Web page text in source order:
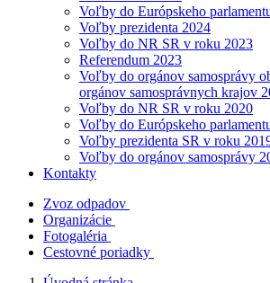
Voľby do Európskeho
Voľby prezidenta 2024
Voľby do NR SR v roku 2023
Referendum 2023
Voľby do orgánov samosprávy
orgánov samosprávnych krajov
Voľby do NR SR v roku 2020
Voľby do Európskeho
Voľby prezidenta SR v roku
Voľby do orgánov samosprávy
Kontakty
Zvoz odpadov
Organizácie
Fotogaléria
Cestovné poriadky